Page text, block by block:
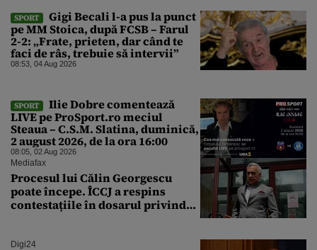
SPORT
Gigi Becali l-a pus la punct
pe MM Stoica, după FCSB – Farul
2-2: „Frate, prieten, dar când te
faci de râs, trebuie să intervii”
08:53, 04 Aug 2026
SPORT
Ilie Dobre comentează
LIVE pe ProSport.ro meciul
Steaua – C.S.M. Slatina, duminică,
2 august 2026, de la ora 16:00
08:05, 02 Aug 2026
Mediafax
Procesul lui Călin Georgescu
poate începe. ÎCCJ a respins
contestațiile în dosarul privind
Digi24